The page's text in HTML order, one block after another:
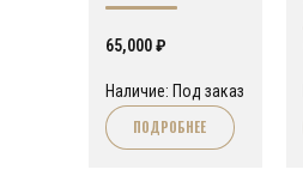
65,000₽
Наличие: Под заказ
ПОДРОБНЕЕ